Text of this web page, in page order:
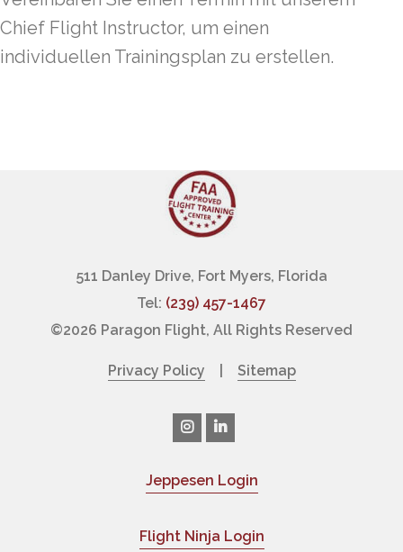
Chief Flight Instructor, um einen
individuellen Trainingsplan zu erstellen.
511 Danley Drive, Fort Myers, Florida
Tel: (239) 457-1467
©2026 Paragon Flight, All Rights Reserved
Privacy Policy Sitemap
Jeppesen Login
Flight Ninja Login